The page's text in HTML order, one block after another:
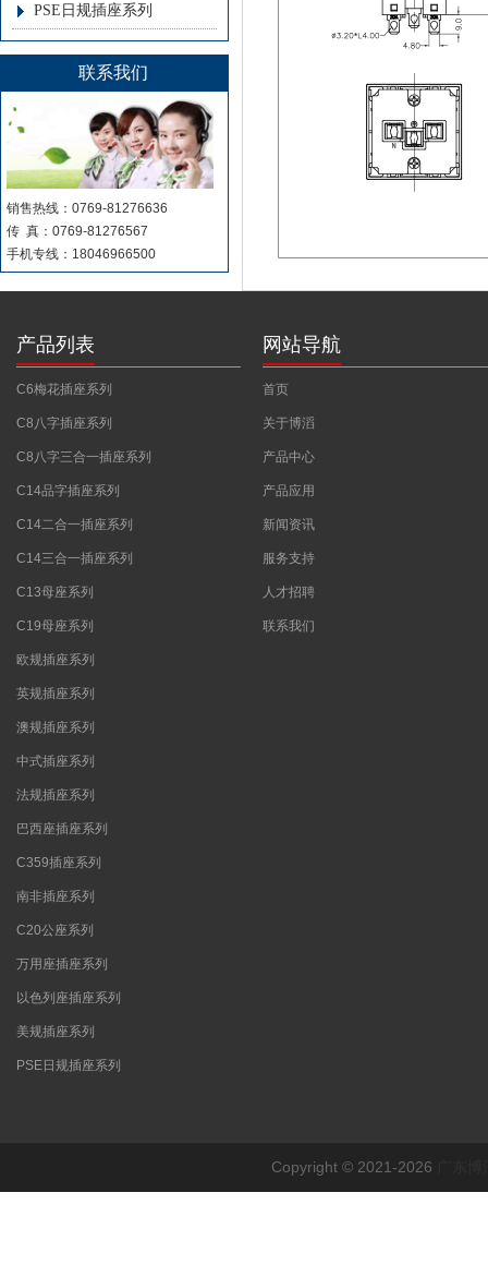
PSE日规插座系列
联系我们
销售热线：0769-81276636
传 真：0769-81276567
手机专线：18046966500
产品列表
C6梅花插座系列
C8八字插座系列
C8八字三合一插座系列
C14品字插座系列
C14二合一插座系列
C14三合一插座系列
C13母座系列
C19母座系列
欧规插座系列
英规插座系列
澳规插座系列
中式插座系列
法规插座系列
巴西座插座系列
C359插座系列
南非插座系列
C20公座系列
万用座插座系列
以色列座插座系列
美规插座系列
PSE日规插座系列
网站导航
首页
关于博滔
产品中心
产品应用
新闻资讯
服务支持
人才招聘
联系我们
Copyright © 2021-2026